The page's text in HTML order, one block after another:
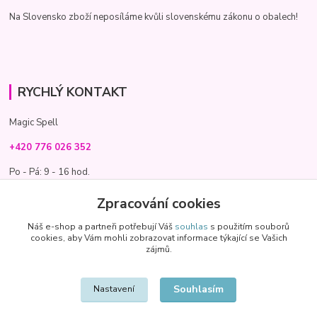
Na Slovensko zboží neposíláme kvůli slovenskému zákonu o obalech!
RYCHLÝ KONTAKT
Magic Spell
+420 776 026 352
Po - Pá: 9 - 16 hod.
info@magic-spell.czZpracování cookies
Náš e-shop a partneři potřebují Váš souhlas s použitím souborů
cookies, aby Vám mohli zobrazovat informace týkající se Vašich
zájmů.
Nastavení Souhlasím